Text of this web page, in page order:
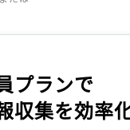
プランで
収集を効率